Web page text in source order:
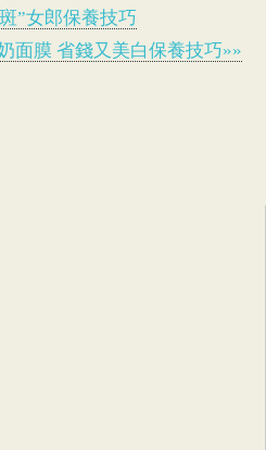
”女郎保養技巧
面膜 省錢又美白保養技巧»»